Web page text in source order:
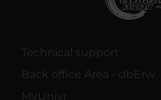
Technical support
Back office Area - dbErw
MyUnivr